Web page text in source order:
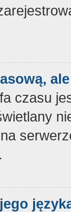
czasu